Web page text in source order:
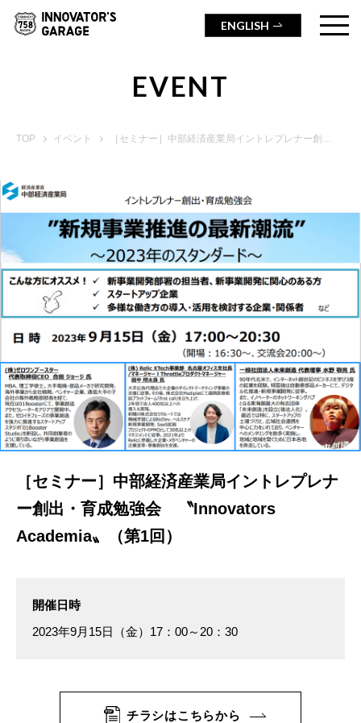
ENGLISH
EVENT
TOP イベント ［セミナー］中部経済産業局イントレプレナー創出・育成勉強会 〝Innovators Academia〟（第1回）
［セミナー］中部経済産業局イントレプレナ
ー創出・育成勉強会 〝Innovators
Academia〟（第1回）
開催日時
2023年9月15日（金）17：00～20：30
チラシはこちらから